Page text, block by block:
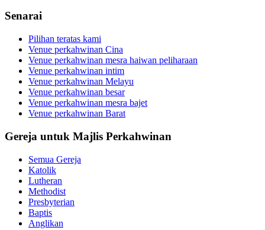
Senarai
Pilihan teratas kami
Venue perkahwinan Cina
Venue perkahwinan mesra haiwan peliharaan
Venue perkahwinan intim
Venue perkahwinan Melayu
Venue perkahwinan besar
Venue perkahwinan mesra bajet
Venue perkahwinan Barat
Gereja untuk Majlis Perkahwinan
Semua Gereja
Katolik
Lutheran
Methodist
Presbyterian
Baptis
Anglikan